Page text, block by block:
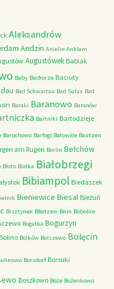
Aleksandrów
Andzin Anielin Anklam
Augustówek Babiak
Baby Bachorze Baciuty
Bad Schwartau Bad Sulza Bad
Baraki Baranowo Baranów
Bartniki Bartodzieje
Baruchowo Barłogi Batowice Bautzen
am Rugen Berlin Bełchów
Błoto Białka Białobrzegi
Bibiampol Biedaszek
Bieniewice Biesal Bieżuń
Bisztynek Bledzew Bnin Bobolice
Bogatka Bogurzyn
Bolków Bolszewo Bolęcin
Borsdorf Borsuki
Boszkowo Boże Bożenkowo